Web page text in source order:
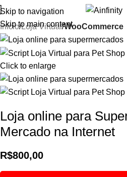
Skip to navigation
Skip to main content
Início Loja Virtual WooCommerce
Click to enlarge
Loja online para
Mercado na Internet
R$800,00